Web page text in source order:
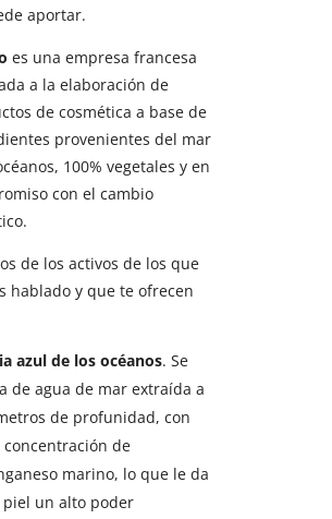
aportar.
es una empresa francesa
a la elaboración de
de cosmética a base de
provenientes del mar
100% vegetales y en
con el cambio
de los activos de los que
hablado y que te ofrecen
azul de los océanos. Se
de agua de mar extraída a
de profunidad, con
concentración de
marino, lo que le da
piel un alto poder